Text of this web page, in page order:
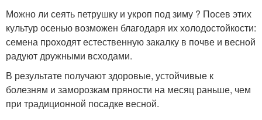
Можно ли сеять петрушку и укроп под зиму ? Посев этих
культур осенью возможен благодаря их холодостойкости:
семена проходят естественную закалку в почве и весной
радуют дружными всходами.
В результате получают здоровые, устойчивые к
болезням и заморозкам пряности на месяц раньше, чем
при традиционной посадке весной.